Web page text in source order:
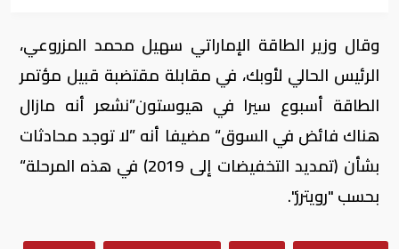
وقال وزير الطاقة الإماراتي سهيل محمد المزروعي،
الرئيس الحالي لأوبك، في مقابلة مقتضبة قبيل مؤتمر
الطاقة أسبوع سيرا في هيوستون”نشعر أنه مازال
هناك فائض في السوق“ مضيفا أنه ”لا توجد محادثات
بشأن (تمديد التخفيضات إلى 2019) في هذه المرحلة“
بحسب "رويترز".